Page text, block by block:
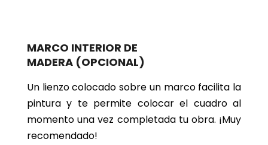
MARCO INTERIOR DE
MADERA (OPCIONAL)
Un lienzo colocado sobre un marco facilita la
pintura y te permite colocar el cuadro al
momento una vez completada tu obra. ¡Muy
recomendado!